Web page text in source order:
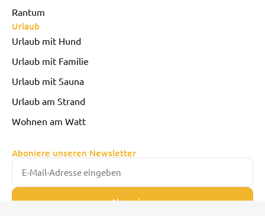
Rantum
Urlaub
Urlaub mit Hund
Urlaub mit Familie
Urlaub mit Sauna
Urlaub am Strand
Wohnen am Watt
Aboniere unseren Newsletter